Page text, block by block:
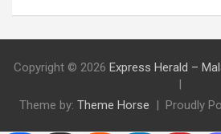
Copyright © 2026 Express Herald –
Theme by: Theme Horse Proudly